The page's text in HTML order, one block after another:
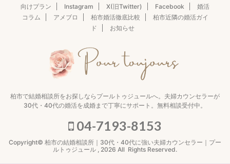
向けプラン
Instagram X(旧Twitter) Facebook
婚活
コラム
アメブロ 柏市婚活徹底比較
柏市近隣の婚活ガイ
ド
お知らせ
柏市で結婚相談所をお探しならプールトゥジュールへ。夫婦カウンセラーが
30代・40代の婚活を成婚まで丁寧にサポート。無料相談受付中。
04-7193-8153
Copyright© 柏市の結婚相談所｜30代・40代に強い夫婦カウンセラー｜プー
ルトゥジュール , 2026 All Rights Reserved.